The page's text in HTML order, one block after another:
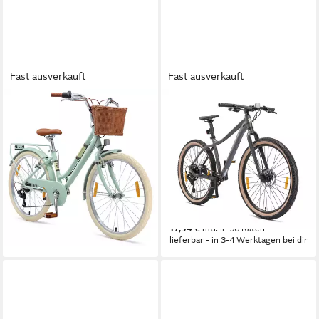
Fast ausverkauft
Kinderfahrrad Cityrad 24 Zoll
Aluminium ab 9 Jahre 7 Gang
35,6 cm Rahmenhöhe
7 Gänge
70 kg Zul. Gesamtgewicht
349,90 €
17,38 €mtl. in 24 Raten
lieferbar - in 3-4 Werktagen bei dir
Fast ausverkauft
Mountainbike 27.5 Zoll, ab
164 cm, Aluminium, Damen,
Herren
43 cm Rahmenhöhe
Gänge
100 kg Zul. Gesamtgewicht
17,94 € mtl. in 36 Raten
lieferbar - in 3-4 Werktagen bei dir